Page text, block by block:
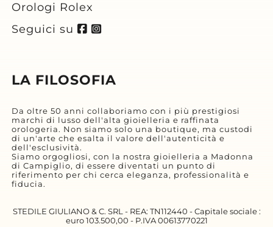
Orologi Rolex
Seguici su
LA FILOSOFIA
Da oltre 50 anni collaboriamo con i più prestigiosi
marchi di lusso dell'alta gioielleria e raffinata
orologeria. Non siamo solo una boutique, ma custodi
di un'arte che esalta il valore dell'autenticità e
dell'esclusività.
Siamo orgogliosi, con la nostra gioielleria a Madonna
di Campiglio, di essere diventati un punto di
riferimento per chi cerca eleganza, professionalità e
fiducia.
STEDILE GIULIANO & C. SRL - REA: TN112440 - Capitale sociale :
euro 103.500,00 - P.IVA 00613770221